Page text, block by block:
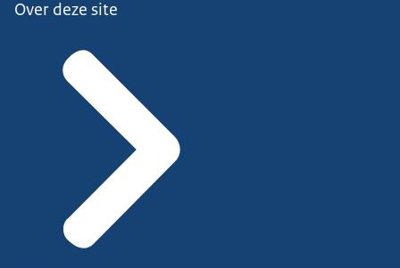
Over deze site